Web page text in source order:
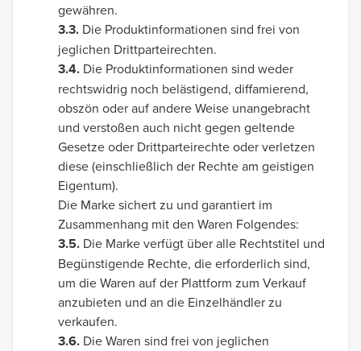
gewähren.
3.3. Die Produktinformationen sind frei von
jeglichen Drittparteirechten.
3.4. Die Produktinformationen sind weder
rechtswidrig noch belästigend, diffamierend,
obszön oder auf andere Weise unangebracht
und verstoßen auch nicht gegen geltende
Gesetze oder Drittparteirechte oder verletzen
diese (einschließlich der Rechte am geistigen
Eigentum).
Die Marke sichert zu und garantiert im
Zusammenhang mit den Waren Folgendes:
3.5. Die Marke verfügt über alle Rechtstitel und
Begünstigende Rechte, die erforderlich sind,
um die Waren auf der Plattform zum Verkauf
anzubieten und an die Einzelhändler zu
verkaufen.
3.6. Die Waren sind frei von jeglichen